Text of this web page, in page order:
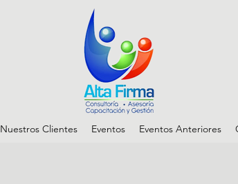
Nuestros Clientes Eventos Eventos Anteriores